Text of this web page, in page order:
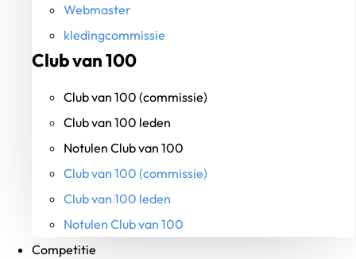
Webmaster
kledingcommissie
Club van 100
Club van 100 (commissie)
Club van 100 leden
Notulen Club van 100
Club van 100 (commissie)
Club van 100 leden
Notulen Club van 100
Competitie